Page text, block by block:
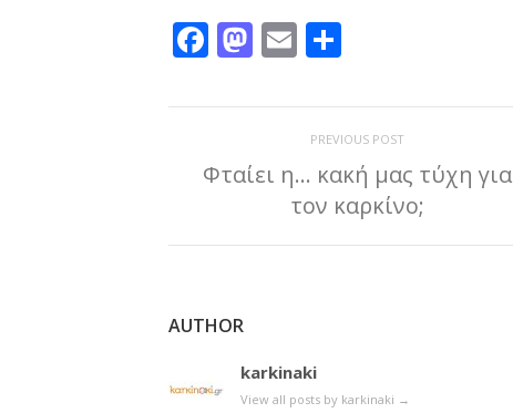
Facebook
Mastodon
Email
PREVIOUS POST
Φταίει η… κακή μας τύχη για
τον καρκίνο;
AUTHOR
karkinaki
View all posts by karkinaki →